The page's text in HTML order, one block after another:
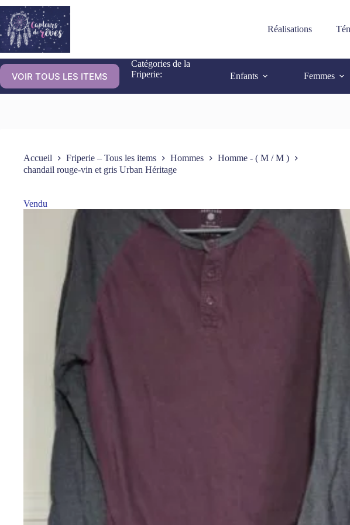
Réalisations
VOIR TOUS LES ITEMS
Catégories de la
Friperie:
Enfants Femmes
Accueil Friperie – Tous les items Hommes
Homme - ( M / M )
chandail rouge-vin et gris Urban Héritage
Vendu